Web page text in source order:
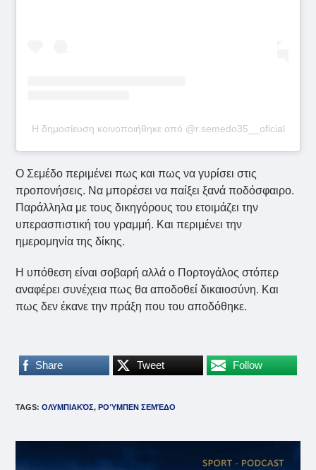
Η δημοσίευση κοινοποιήθηκε από @r.semedo35__oficial
Ο Σεμέδο περιμένει πως και πως να γυρίσει στις
προπονήσεις. Να μπορέσει να παίξει ξανά ποδόσφαιρο.
Παράλληλα με τους δικηγόρους του ετοιμάζει την
υπερασπιστική του γραμμή. Και περιμένει την
ημερομηνία της δίκης.
Η υπόθεση είναι σοβαρή αλλά ο Πορτογάλος στόπερ
αναφέρει συνέχεια πως θα αποδοθεί δικαιοσύνη. Και
πως δεν έκανε την πράξη που του αποδόθηκε.
Share Tweet Follow
TAGS:ΟΛΥΜΠΙΑΚΌΣ, ΡΟΎΜΠΕΝ ΣΕΜΈΔΟ